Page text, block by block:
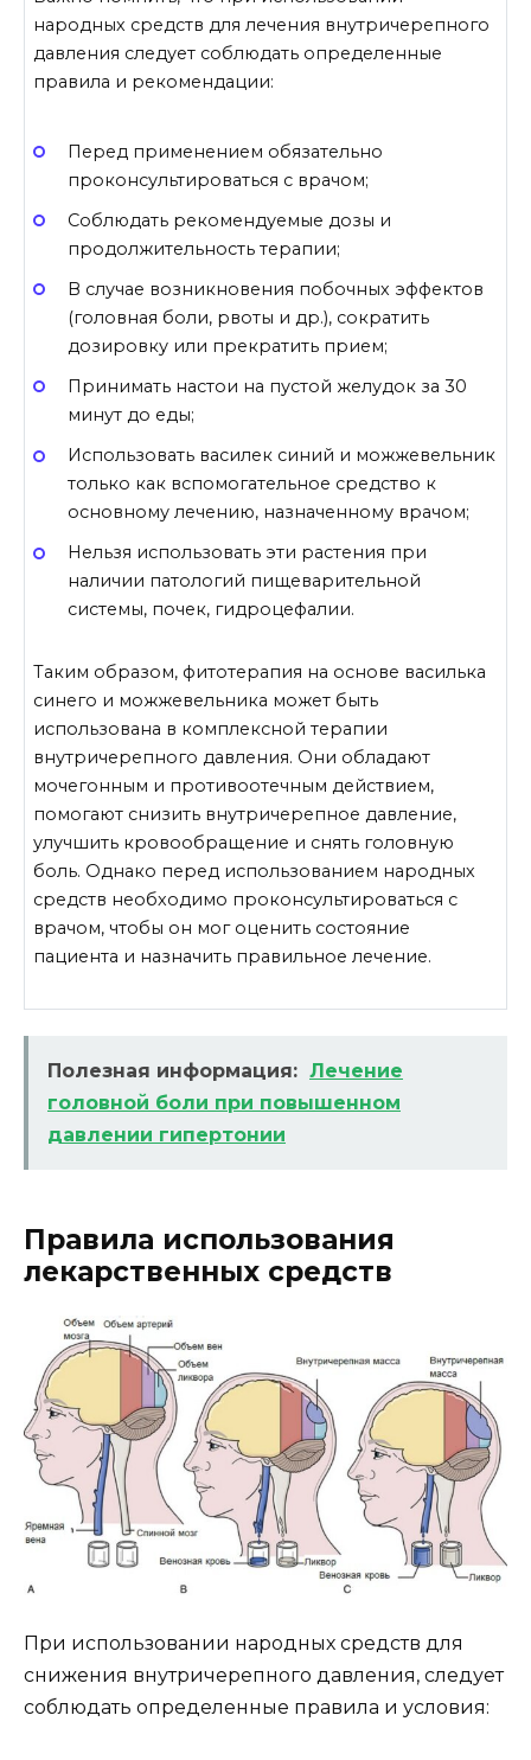
народных средств для лечения внутричерепного
давления следует соблюдать определенные
правила и рекомендации:
Перед применением обязательно
проконсультироваться с врачом;
Соблюдать рекомендуемые дозы и
продолжительность терапии;
В случае возникновения побочных эффектов
(головная боли, рвоты и др.), сократить
дозировку или прекратить прием;
Принимать настои на пустой желудок за 30
минут до еды;
Использовать василек синий и можжевельник
только как вспомогательное средство к
основному лечению, назначенному врачом;
Нельзя использовать эти растения при
наличии патологий пищеварительной
системы, почек, гидроцефалии.
Таким образом, фитотерапия на основе василька
синего и можжевельника может быть
использована в комплексной терапии
внутричерепного давления. Они обладают
мочегонным и противоотечным действием,
помогают снизить внутричерепное давление,
улучшить кровообращение и снять головную
боль. Однако перед использованием народных
средств необходимо проконсультироваться с
врачом, чтобы он мог оценить состояние
пациента и назначить правильное лечение.
Полезная информация: Лечение
головной боли при повышенном
давлении гипертонии
Правила использования
лекарственных средств
При использовании народных средств для
снижения внутричерепного давления, следует
соблюдать определенные правила и условия: